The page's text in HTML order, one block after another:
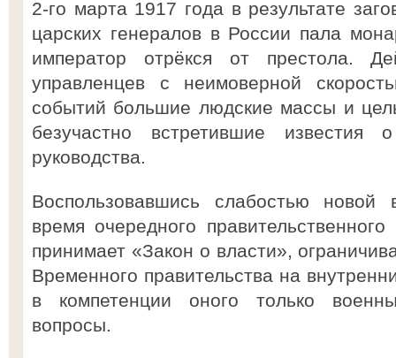
2-го марта 1917 года в результате
царских генералов в России пала
император отрёкся от престола.
управленцев с неимоверной
событий большие людские массы и
безучастно встретившие известия
руководства.
Воспользовавшись слабостью
время очередного
принимает «Закон о власти»,
Временного правительства на
в компетенции оного только
вопросы.